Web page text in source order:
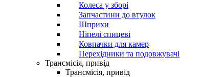
Колеса у зборі
Запчастини до втулок
Шприхи
Ніпелі спицеві
Ковпачки для камер
Перехідники та подовжувачі
Трансмісія, привід
Трансмісія, привід